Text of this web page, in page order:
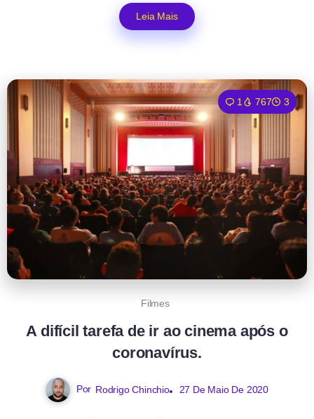
Leia Mais
1 767 3
Filmes
A difícil tarefa de ir ao cinema após o
coronavírus.
Por Rodrigo Chinchio 27 De Maio De 2020